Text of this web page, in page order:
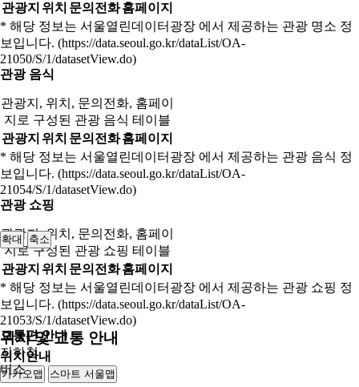
관광지 위치 문의전화홈페이지
* 해당 정보는 서울열린데이터광장 에서 제공하는 관광 명소 정
보입니다. (https://data.seoul.go.kr/dataList/OA-
21050/S/1/datasetView.do)
관광 음식
관광지, 위치, 문의전화, 홈페이
지로 구성된 관광 음식 테이블
관광지 위치 문의전화홈페이지
* 해당 정보는 서울열린데이터광장 에서 제공하는 관광 음식 정
보입니다. (https://data.seoul.go.kr/dataList/OA-
21054/S/1/datasetView.do)
관광 쇼핑
관광지, 위치, 문의전화, 홈페이
지로 구성된 관광 쇼핑 테이블
관광지 위치 문의전화홈페이지
* 해당 정보는 서울열린데이터광장 에서 제공하는 관광 쇼핑 정
보입니다. (https://data.seoul.go.kr/dataList/OA-
21053/S/1/datasetView.do)
위치 및 교통 안내
위치안내
카카오맵 스마트 서울맵
250m
확대 축소
교통편 안내
지하철
버스